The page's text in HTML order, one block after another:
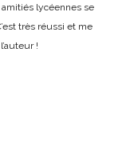
lycéennes se
très réussi et me
!